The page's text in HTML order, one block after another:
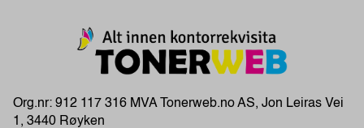
Org.nr: 912 117 316 MVA Tonerweb.no AS, Jon Leiras Vei
1, 3440 Røyken